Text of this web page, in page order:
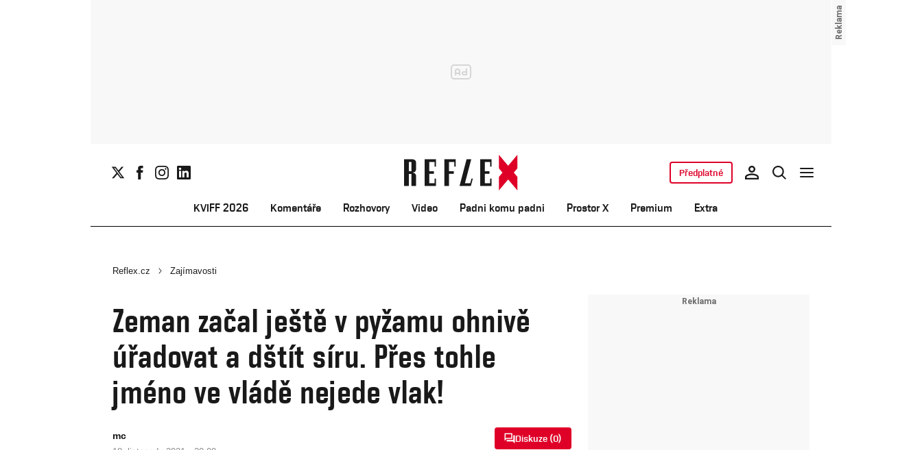
KVIFF 2026 Komentáře Rozhovory Video Padni komu padni Prostor X Premium Extra
Předplatné
Reflex.cz Zajímavosti
Zeman začal ještě v pyžamu ohnivě
úřadovat a dštít síru. Přes tohle
jméno ve vládě nejede vlak!
mc Diskuze (0)